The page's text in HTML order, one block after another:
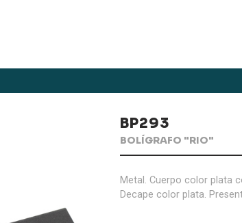
BP293
BOLÍGRAFO "RIO"
Metal. Cuerpo color plata
Decape color plata.